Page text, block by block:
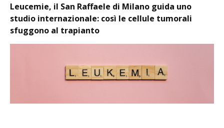
Leucemie, il San Raffaele di Milano guida uno
studio internazionale: così le cellule tumorali
sfuggono al trapianto